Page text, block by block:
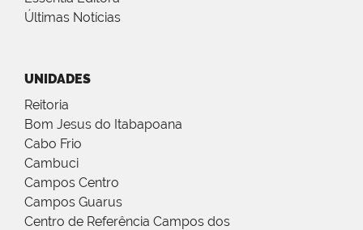
Últimas Notícias
UNIDADES
Reitoria
Bom Jesus do Itabapoana
Cabo Frio
Cambuci
Campos Centro
Campos Guarus
Centro de Referência Campos dos